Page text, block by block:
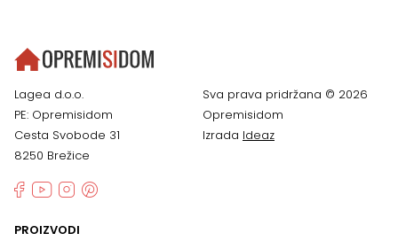
Lagea d.o.o.
PE: Opremisidom
Cesta Svobode 31
8250 Brežice
Sva prava pridržana © 2026
Opremisidom
Izrada Ideaz
PROIZVODI